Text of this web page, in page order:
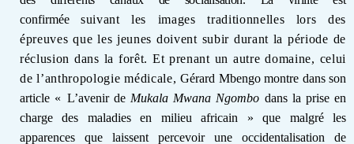
confirmée suivant les images traditionnelles lors des
épreuves que les jeunes doivent subir durant la période de
réclusion dans la forêt. Et prenant un autre domaine, celui
de l’anthropologie médicale,Gérard Mbengo montre dans son
article « L’avenir de Mukala Mwana Ngombo dans la prise en
charge des maladies en milieu africain » que malgré les
apparences que laissent percevoir une occidentalisation de